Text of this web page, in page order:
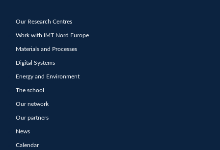
Our Research Centres
Work with IMT Nord Europe
Materials and Processes
Digital Systems
Energy and Environment
The school
Our network
Our partners
News
Calendar